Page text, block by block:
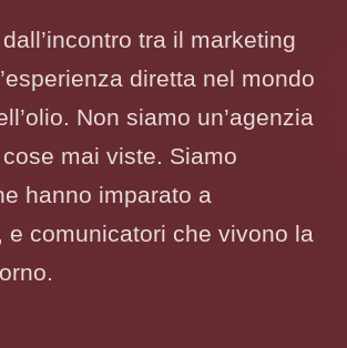
tra il marketing
diretta nel mondo
Non siamo un’agenzia
mai viste. Siamo
hanno imparato a
e comunicatori che vivono la